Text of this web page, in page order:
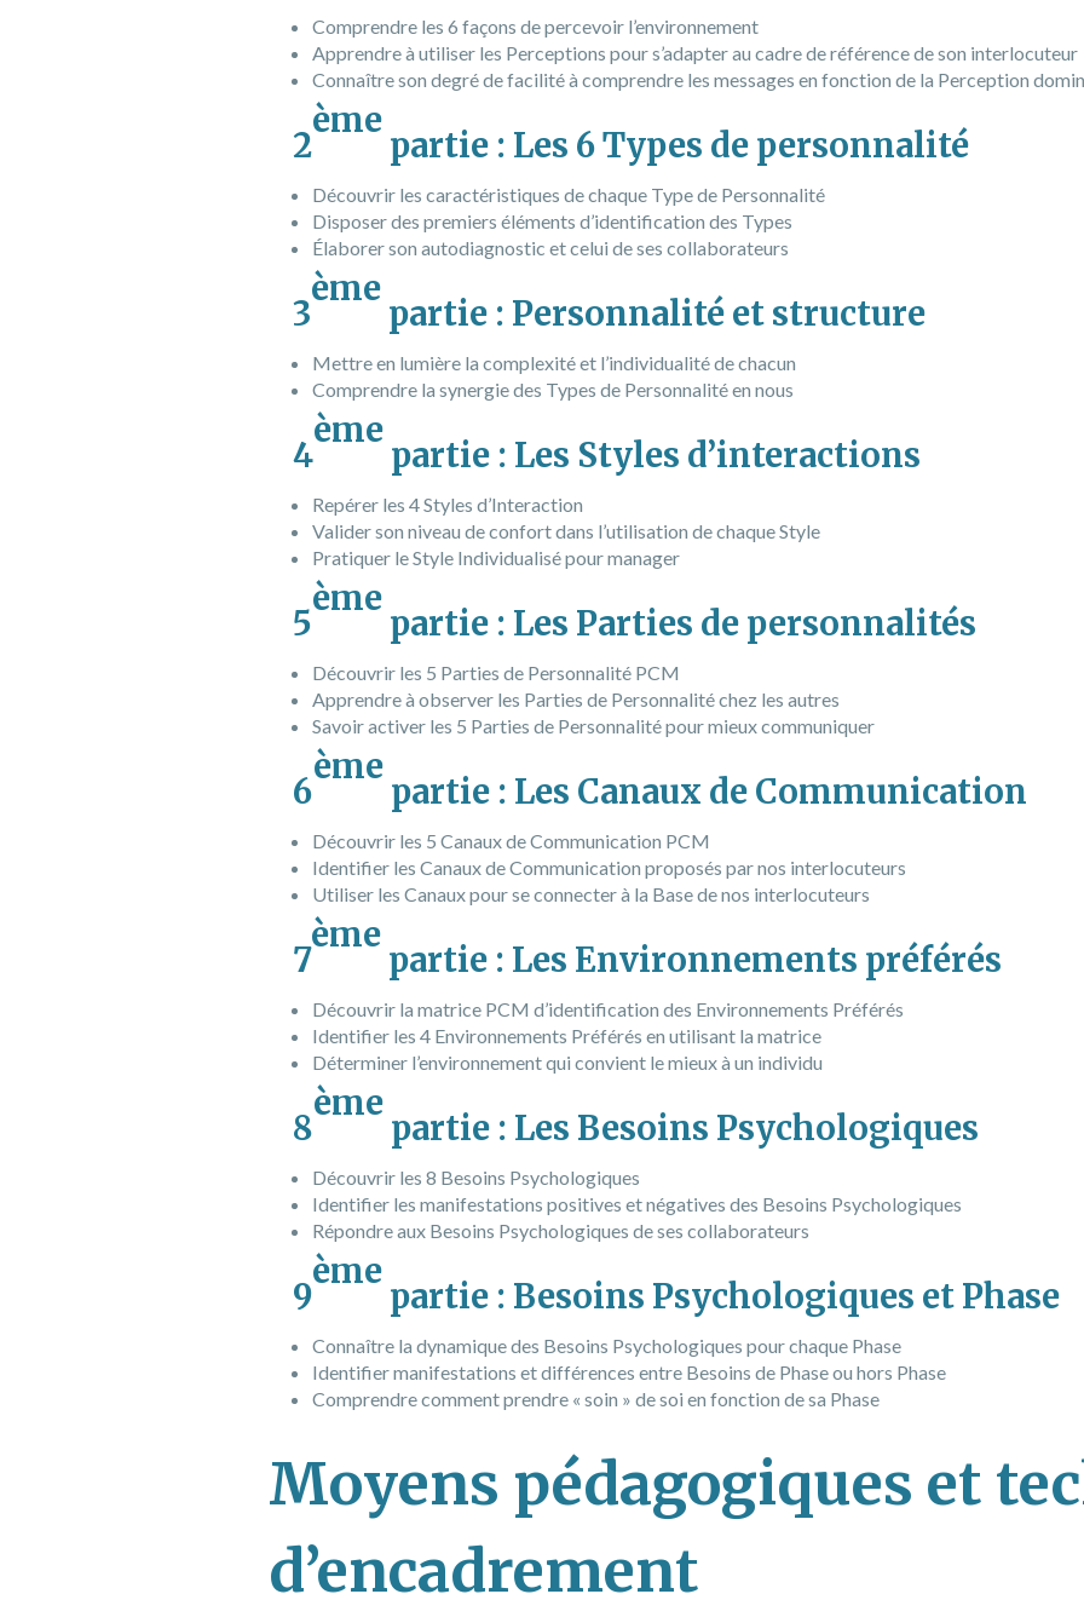
Comprendre les 6 façons de percevoir l’environnement
Apprendre à utiliser les Perceptions pour s’adapter au cadre de référence de son interlocuteur
Connaître son degré de facilité à comprendre les messages en fonction de la Perception
2
ème
partie : Les 6 Types de personnalité
Découvrir les caractéristiques de chaque Type de Personnalité
Disposer des premiers éléments d’identification des Types
Élaborer son autodiagnostic et celui de ses collaborateurs
3
ème
partie : Personnalité et structure
Mettre en lumière la complexité et l’individualité de chacun
Comprendre la synergie des Types de Personnalité en nous
4
ème
partie : Les Styles d’interactions
Repérer les 4 Styles d’Interaction
Valider son niveau de confort dans l’utilisation de chaque Style
Pratiquer le Style Individualisé pour manager
5
ème
partie : Les Parties de personnalités
Découvrir les 5 Parties de Personnalité PCM
Apprendre à observer les Parties de Personnalité chez les autres
Savoir activer les 5 Parties de Personnalité pour mieux communiquer
6
ème
partie : Les Canaux de Communication
Découvrir les 5 Canaux de Communication PCM
Identifier les Canaux de Communication proposés par nos interlocuteurs
Utiliser les Canaux pour se connecter à la Base de nos interlocuteurs
7
ème
partie : Les Environnements préférés
Découvrir la matrice PCM d’identification des Environnements Préférés
Identifier les 4 Environnements Préférés en utilisant la matrice
Déterminer l’environnement qui convient le mieux à un individu
8
ème
partie : Les Besoins Psychologiques
Découvrir les 8 Besoins Psychologiques
Identifier les manifestations positives et négatives des Besoins Psychologiques
Répondre aux Besoins Psychologiques de ses collaborateurs
9
ème
partie : Besoins Psychologiques et Phase
Connaître la dynamique des Besoins Psychologiques pour chaque Phase
Identifier manifestations et différences entre Besoins de Phase ou hors Phase
Comprendre comment prendre « soin » de soi en fonction de sa Phase
Moyens pédagogiques et
d’encadrement